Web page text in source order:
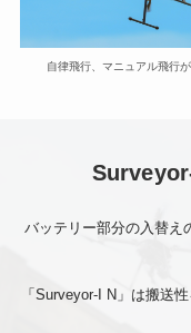
委託業務（実証実験）
インフラ設備点検向
ニュース
導入実績
自律飛行、マニュアル飛行
バッテリー部分の入替え
「Surveyor-I N」は搬送